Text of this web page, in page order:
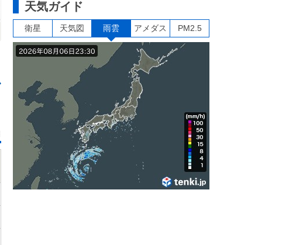
天気ガイド
衛星 天気図 雨雲 アメダス PM2.5